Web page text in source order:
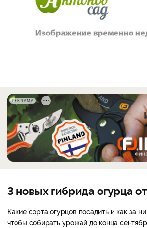
РЕКЛАМА
3 новых гибрида огурца
Какие сорта огурцов посадить и как за
чтобы собирать урожай до конца